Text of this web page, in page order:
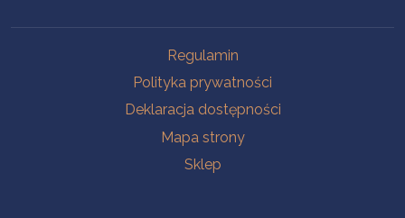
Regulamin
Polityka prywatności
Deklaracja dostępności
Mapa strony
Sklep